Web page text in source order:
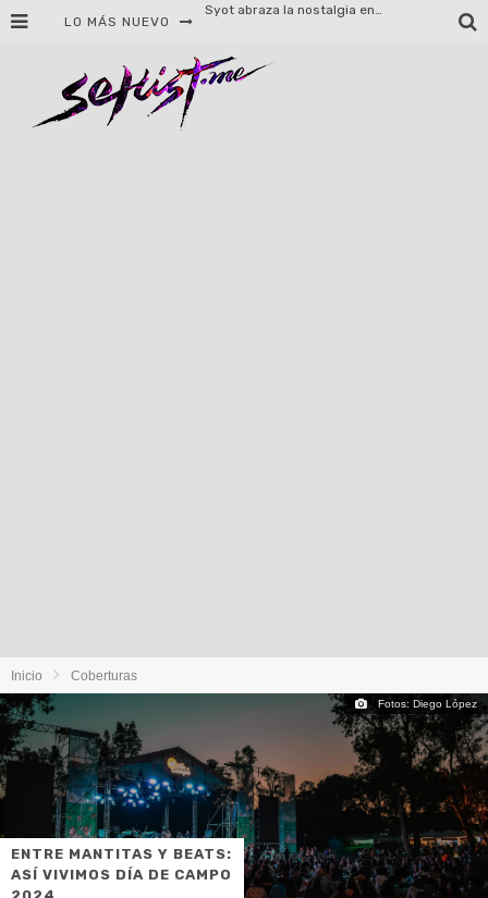
LO MÁS NUEVO
Inicio Coberturas
Fotos: Diego López
ENTRE MANTITAS Y BEATS:
ASÍ VIVIMOS DÍA DE CAMPO